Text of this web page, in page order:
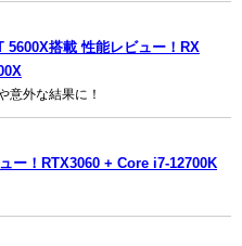
5600X搭載 性能レビュー！RX
意外な結果に！
ー！RTX3060 + Core i7-12700K